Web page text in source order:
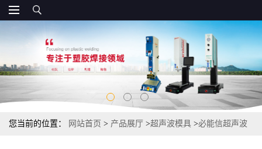
您当前的位置： 网站首页 > 产品展厅 >超声波模具 >必能信超声波